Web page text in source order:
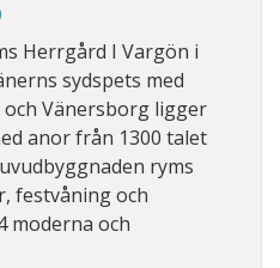
Herrgård I Vargön i
sydspets med
Vänersborg ligger
anor från 1300 talet
ryms
festvåning och
moderna och